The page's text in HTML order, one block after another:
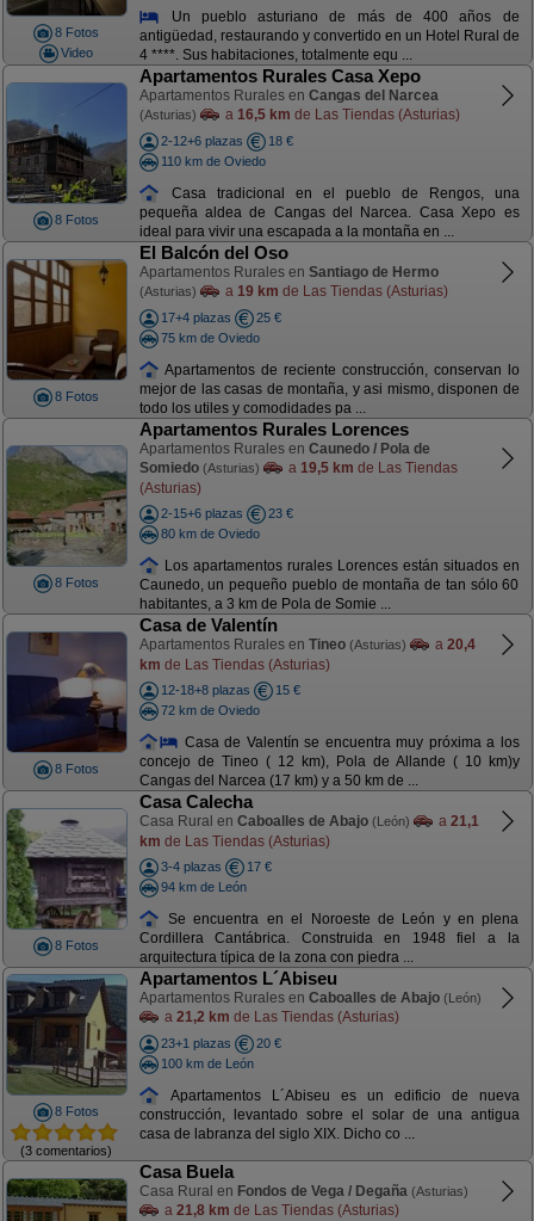
8 Fotos
Video
Un pueblo asturiano de más de 400 años de
antigüedad, restaurando y convertido en un Hotel Rural de
4 ****. Sus habitaciones, totalmente equ ...
8 Fotos
Apartamentos Rurales Casa Xepo
Apartamentos Rurales en Cangas del Narcea
(Asturias) a 16,5 km de Las Tiendas (Asturias)
2-12+6 plazas
18 €
110 km de Oviedo
Casa tradicional en el pueblo de Rengos, una
pequeña aldea de Cangas del Narcea. Casa Xepo es
ideal para vivir una escapada a la montaña en ...
8 Fotos
El Balcón del Oso
Apartamentos Rurales en Santiago de Hermo
(Asturias) a 19 km de Las Tiendas (Asturias)
17+4 plazas
25 €
75 km de Oviedo
Apartamentos de reciente construcción, conservan lo
mejor de las casas de montaña, y asi mismo, disponen de
todo los utiles y comodidades pa ...
8 Fotos
Apartamentos Rurales Lorences
Apartamentos Rurales en Caunedo / Pola de
Somiedo (Asturias) a 19,5 km de Las Tiendas
(Asturias)
2-15+6 plazas
23 €
80 km de Oviedo
Los apartamentos rurales Lorences están situados en
Caunedo, un pequeño pueblo de montaña de tan sólo 60
habitantes, a 3 km de Pola de Somie ...
8 Fotos
Casa de Valentín
Apartamentos Rurales en Tineo (Asturias) a 20,4
km de Las Tiendas (Asturias)
12-18+8 plazas
15 €
72 km de Oviedo
Casa de Valentín se encuentra muy próxima a los
concejo de Tineo ( 12 km), Pola de Allande ( 10 km)y
Cangas del Narcea (17 km) y a 50 km de ...
8 Fotos
Casa Calecha
Casa Rural en Caboalles de Abajo (León) a 21,1
km de Las Tiendas (Asturias)
3-4 plazas
17 €
94 km de León
Se encuentra en el Noroeste de León y en plena
Cordillera Cantábrica. Construida en 1948 fiel a la
arquitectura típica de la zona con piedra ...
8 Fotos
(3 comentarios)
Apartamentos L´Abiseu
Apartamentos Rurales en Caboalles de Abajo (León)
a 21,2 km de Las Tiendas (Asturias)
23+1 plazas
20 €
100 km de León
Apartamentos L´Abiseu es un edificio de nueva
construcción, levantado sobre el solar de una antigua
casa de labranza del siglo XIX. Dicho co ...
Casa Buela
Casa Rural en Fondos de Vega / Degaña (Asturias)
a 21,8 km de Las Tiendas (Asturias)